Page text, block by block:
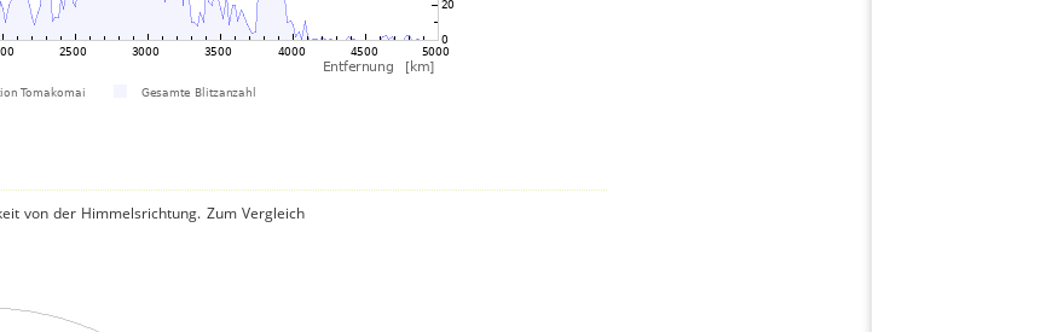
von der Himmelsrichtung. Zum Vergleich